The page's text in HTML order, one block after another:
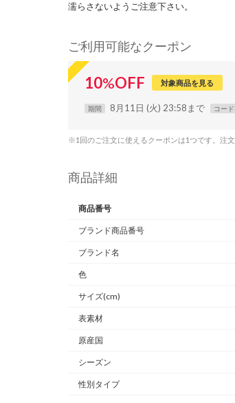
濡らさないようご注意下さい。
ご利用可能なクーポン
10%OFF 対象商品を見る
期間 8月11日 (火) 23:58まで コード
※1回のご注文に使えるクーポンは1つです。注文
商品詳細
商品番号
ブランド商品番号
ブランド名
色
サイズ(cm)
表素材
原産国
シーズン
性別タイプ